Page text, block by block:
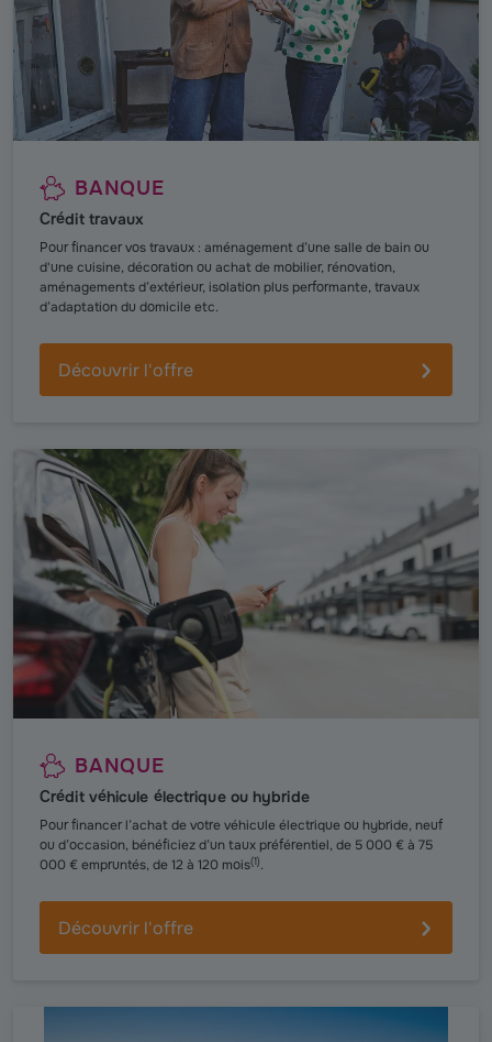
BANQUE
Crédit travaux
Pour financer vos travaux : aménagement d’une salle de bain ou
d'une cuisine, décoration ou achat de mobilier, rénovation,
aménagements d’extérieur, isolation plus performante, travaux
d’adaptation du domicile etc.
Découvrir l'offre
BANQUE
Crédit véhicule électrique ou hybride
Pour financer l’achat de votre véhicule électrique ou hybride, neuf
ou d’occasion, bénéficiez d’un taux préférentiel, de 5 000 € à 75
000 € empruntés, de 12 à 120 mois(1).
Découvrir l'offre